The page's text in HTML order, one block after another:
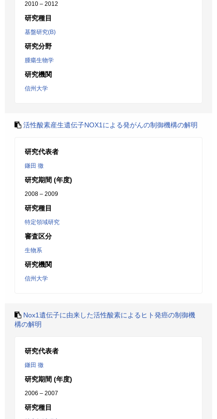
2010 – 2012
研究種目
基盤研究(B)
研究分野
腫瘍生物学
研究機関
信州大学
活性酸素産生遺伝子NOX1による発がんの制御機構の解明
研究代表者
鎌田 徹
研究期間 (年度)
2008 – 2009
研究種目
特定領域研究
審査区分
生物系
研究機関
信州大学
Nox1遺伝子に由来した活性酸素によるヒト発癌の制御機
構の解明
研究代表者
鎌田 徹
研究期間 (年度)
2006 – 2007
研究種目